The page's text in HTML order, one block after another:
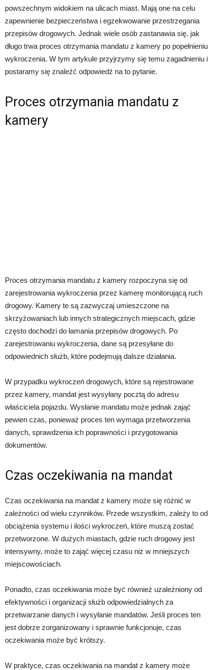
powszechnym widokiem na ulicach miast. Mają one na celu
zapewnienie bezpieczeństwa i egzekwowanie przestrzegania
przepisów drogowych. Jednak wiele osób zastanawia się, jak
długo trwa proces otrzymania mandatu z kamery po popełnieniu
wykroczenia. W tym artykule przyjrzymy się temu zagadnieniu i
postaramy się znaleźć odpowiedź na to pytanie.
Proces otrzymania mandatu z
kamery
Proces otrzymania mandatu z kamery rozpoczyna się od
zarejestrowania wykroczenia przez kamerę monitorującą ruch
drogowy. Kamery te są zazwyczaj umieszczone na
skrzyżowaniach lub innych strategicznych miejscach, gdzie
często dochodzi do łamania przepisów drogowych. Po
zarejestrowaniu wykroczenia, dane są przesyłane do
odpowiednich służb, które podejmują dalsze działania.
W przypadku wykroczeń drogowych, które są rejestrowane
przez kamery, mandat jest wysyłany pocztą do adresu
właściciela pojazdu. Wysłanie mandatu może jednak zająć
pewien czas, ponieważ proces ten wymaga przetworzenia
danych, sprawdzenia ich poprawności i przygotowania
dokumentów.
Czas oczekiwania na mandat
Czas oczekiwania na mandat z kamery może się różnić w
zależności od wielu czynników. Przede wszystkim, zależy to od
obciążenia systemu i ilości wykroczeń, które muszą zostać
przetworzone. W dużych miastach, gdzie ruch drogowy jest
intensywny, może to zająć więcej czasu niż w mniejszych
miejscowościach.
Ponadto, czas oczekiwania może być również uzależniony od
efektywności i organizacji służb odpowiedzialnych za
przetwarzanie danych i wysyłanie mandatów. Jeśli proces ten
jest dobrze zorganizowany i sprawnie funkcjonuje, czas
oczekiwania może być krótszy.
W praktyce, czas oczekiwania na mandat z kamery może